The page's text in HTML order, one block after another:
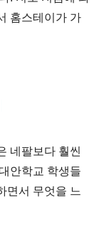
홈스테이가 가
네팔보다 훨씬
안학교 학생들
면서 무엇을 느